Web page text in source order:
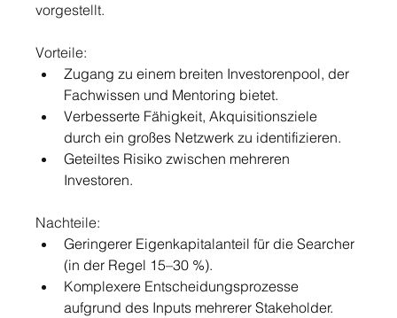
vorgestellt.
Vorteile:
Zugang zu einem breiten Investorenpool, der
Fachwissen und Mentoring bietet.
Verbesserte Fähigkeit, Akquisitionsziele
durch ein großes Netzwerk zu identifizieren.
Geteiltes Risiko zwischen mehreren
Investoren.
Nachteile:
Geringerer Eigenkapitalanteil für die Searcher
(in der Regel 15–30 %).
Komplexere Entscheidungsprozesse
aufgrund des Inputs mehrerer Stakeholder.